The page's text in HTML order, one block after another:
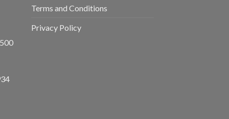
Terms and Conditions
Privacy Policy